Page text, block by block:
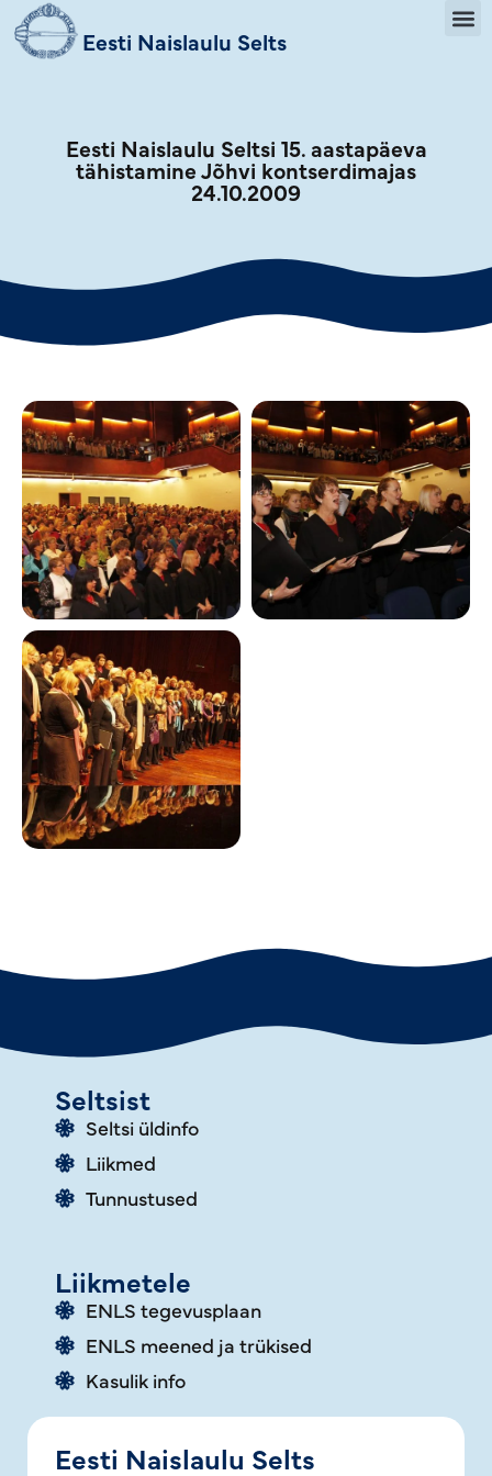
Eesti Naislaulu Selts
Eesti Naislaulu Seltsi 15. aastapäeva
tähistamine Jõhvi kontserdimajas
24.10.2009
Seltsist
Seltsi üldinfo
Liikmed
Tunnustused
Liikmetele
ENLS tegevusplaan
ENLS meened ja trükised
Kasulik info
Eesti Naislaulu Selts